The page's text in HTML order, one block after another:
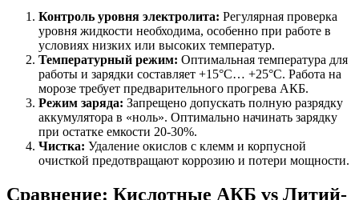
Контроль уровня электролита: Регулярная проверка
уровня жидкости необходима, особенно при работе в
условиях низких или высоких температур.
Температурный режим: Оптимальная температура для
работы и зарядки составляет +15°C… +25°C. Работа на
морозе требует предварительного прогрева АКБ.
Режим заряда: Запрещено допускать полную разрядку
аккумулятора в «ноль». Оптимально начинать зарядку
при остатке емкости 20-30%.
Чистка: Удаление окислов с клемм и корпусной
очисткой предотвращают коррозию и потери мощности.
Сравнение: Кислотные АКБ vs Литий-